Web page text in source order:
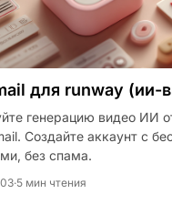
для runway (ии-
генерацию видео ИИ
Создайте аккаунт с
без спама.
·5 мин чтения